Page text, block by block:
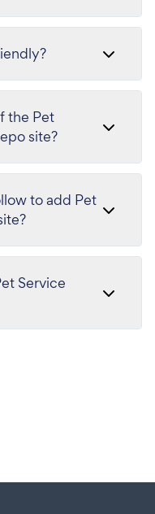
the Pet
site?
to add Pet
Service